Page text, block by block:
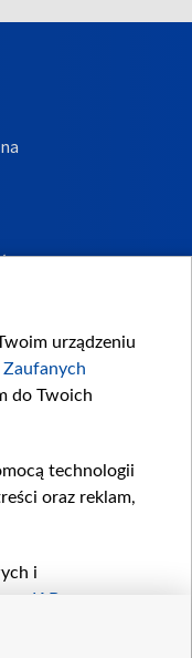
urządzeniu
Zaufanych
do Twoich
technologii
oraz reklam,
i
z IAB
reklam,
pomiaru